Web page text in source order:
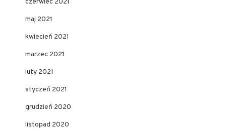
czerwiec 2021
maj 2021
kwiecień 2021
marzec 2021
luty 2021
styczeń 2021
grudzień 2020
listopad 2020